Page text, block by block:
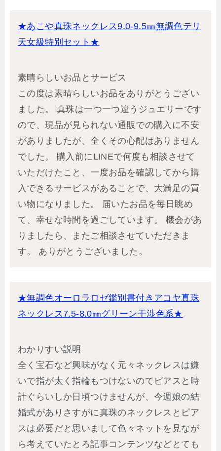
★あこや真珠ネックレス9.0-9.5㎜無調色テリ
天女級特別セット★
素晴らしいお品とサービス
この度は素晴らしいお品をありがとうござい
ました。 真珠は一つ一つ違うジュエリーです
ので、現品が見られない通販での購入に不安
がありましたが、全くその心配はありません
でした。 購入前にLINEで何度も相談させて
いただけたこと、一度お品を確認してから購
入できるサービスがあることで、大満足の買
い物になりました。 届いたお品を毎日眺め
て、幸せな時間を過ごしています。 機会があ
りましたら、またご相談させていただきま
す。 ありがとうございました。
★無調色オーロラロゼ鑑別書付きアコヤ真珠
ネックレス7.5-8.0㎜グリーン干渉色系★
わかりすい説明
全く宝石など興味がなく元々ネックレスは嫌
いで指が太く指輪もつけないのてピアスと時
計ぐらいしか日頃つけませんが、今週娘の結
婚式がありさすがに真珠のネックレスとピア
スは必要だと思いまして色々ネットを見なが
ら考えていたとろ記事コンテンツなどとても